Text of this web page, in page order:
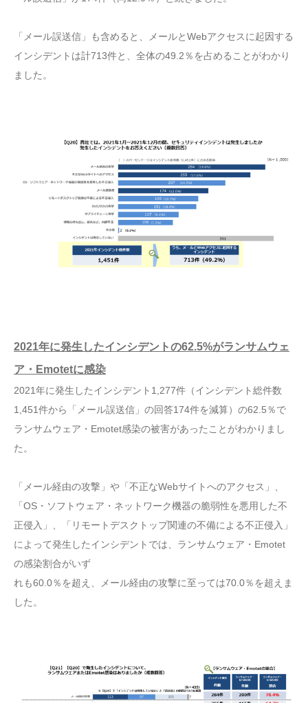
「メール誤送信」も含めると、メールとWebアクセスに起因する
インシデントは計713件と、全体の49.2％を占めることがわかり
ました。
2021年に発生したインシデントの62.5%がランサムウェ
ア・Emotetに感染
2021年に発生したインシデント1,277件（インシデント総件数
1,451件から「メール誤送信」の回答174件を減算）の62.5％で
ランサムウェア・Emotet感染の被害があったことがわかりまし
た。
「メール経由の攻撃」や「不正なWebサイトへのアクセス」、
「OS・ソフトウェア・ネットワーク機器の脆弱性を悪用した不
正侵入」、「リモートデスクトップ関連の不備による不正侵入」
によって発生したインシデントでは、ランサムウェア・Emotet
の感染割合がいず
れも60.0％を超え、メール経由の攻撃に至っては70.0％を超えま
した。